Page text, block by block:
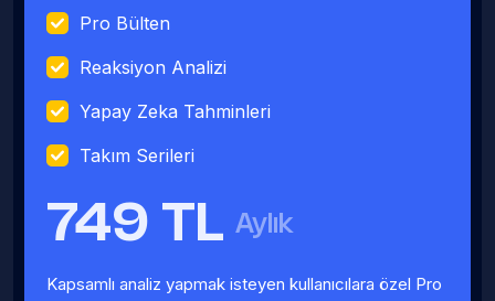
Pro Bülten
Reaksiyon Analizi
Yapay Zeka Tahminleri
Takım Serileri
749 TL Aylık
Kapsamlı analiz yapmak isteyen kullanıcılara özel Pro